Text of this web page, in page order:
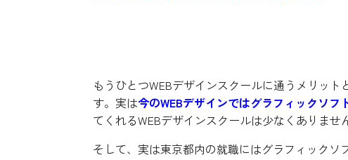
もうひとつWEBデザインスクールに通うメリッ
す。実は今のWEBデザインではグラフィックソフ
てくれるWEBデザインスクールは少なくありませ
そして、実は東京都内の就職にはグラフィック